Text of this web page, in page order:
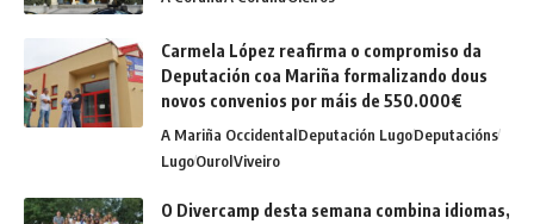
Carmela López reafirma o compromiso da
Deputación coa Mariña formalizando dous
novos convenios por máis de 550.000€
A Mariña OccidentalDeputación LugoDeputacións
LugoOurolViveiro
O Divercamp desta semana combina idiomas,